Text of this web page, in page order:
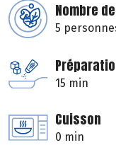
Nombre
5
15 min
Cuisson
0 min